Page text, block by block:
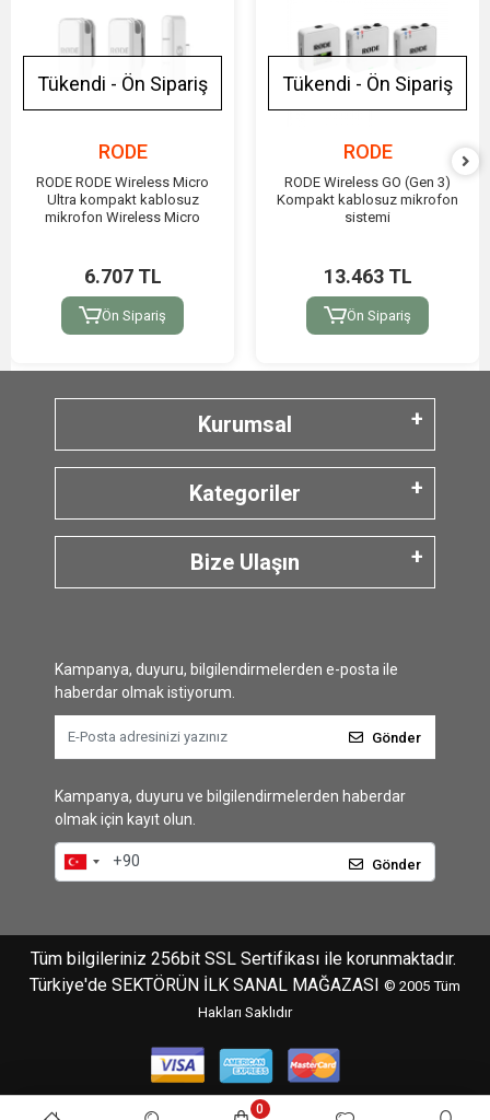
Tükendi - Ön Sipariş
RODE
RODE RODE Wireless Micro
Ultra kompakt kablosuz
mikrofon Wireless Micro
6.707 TL
Ön Sipariş
Tükendi - Ön Sipariş
RODE
RODE Wireless GO (Gen 3)
Kompakt kablosuz mikrofon
sistemi
13.463 TL
Ön Sipariş
Kurumsal
Kategoriler
Bize Ulaşın
Kampanya, duyuru, bilgilendirmelerden e-posta ile
haberdar olmak istiyorum.
Gönder
Kampanya, duyuru ve bilgilendirmelerden haberdar
olmak için kayıt olun.
Gönder
Tüm bilgileriniz 256bit SSL Sertifikası ile korunmaktadır.
Türkiye'de SEKTÖRÜN İLK SANAL MAĞAZASI © 2005 Tüm
Hakları Saklıdır
0